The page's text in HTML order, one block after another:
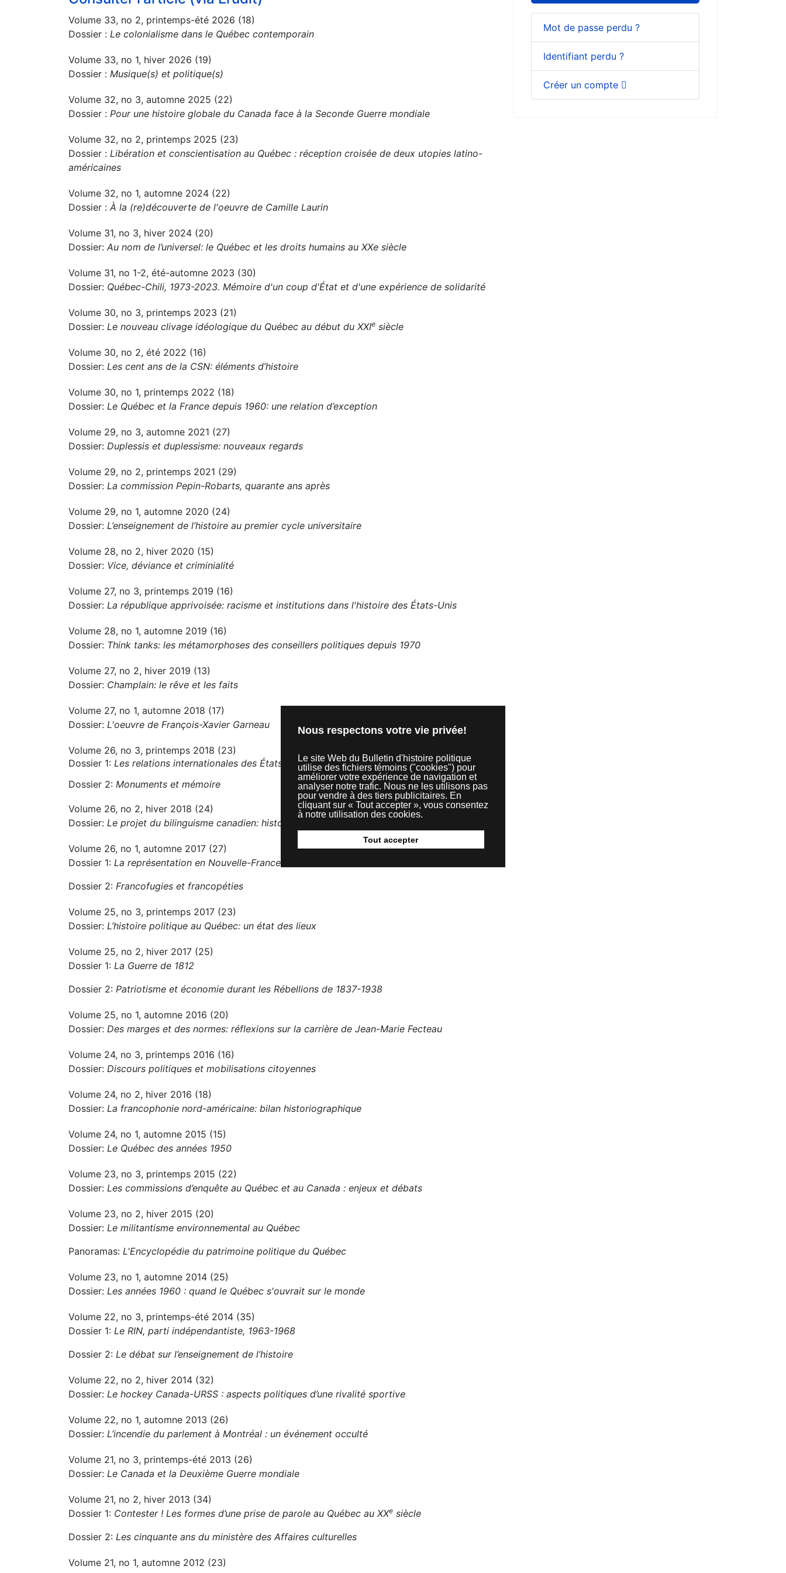
Nous respectons votre vie privée!
Le site Web du Bulletin d'histoire politique
utilise des fichiers témoins ("cookies") pour
améliorer votre expérience de navigation et
analyser notre trafic. Nous ne les utilisons pas
pour vendre à des tiers publicitaires. En
cliquant sur « Tout accepter », vous consentez
à notre utilisation des cookies.
Tout accepter
Volume 33, no 2, printemps-été 2026 (18)
Dossier : Le colonialisme dans le Québec contemporain
Volume 33, no 1, hiver 2026 (19)
Dossier : Musique(s) et politique(s)
Volume 32, no 3, automne 2025 (22)
Dossier : Pour une histoire globale du Canada face à la Seconde Guerre mondiale
Volume 32, no 2, printemps 2025 (23)
Dossier : Libération et conscientisation au Québec : réception croisée de deux utopies latino-
américaines
Volume 32, no 1, automne 2024 (22)
Dossier : À la (re)découverte de l'oeuvre de Camille Laurin
Volume 31, no 3, hiver 2024 (20)
Dossier: Au nom de l’universel: le Québec et les droits humains au XXe siècle
Volume 31, no 1-2, été-automne 2023 (30)
Dossier: Québec-Chili, 1973-2023. Mémoire d'un coup d'État et d'une expérience de solidarité
Volume 30, no 3, printemps 2023 (21)
Dossier: Le nouveau clivage idéologique du Québec au début du XXIe siècle
Volume 30, no 2, été 2022 (16)
Dossier: Les cent ans de la CSN: éléments d’histoire
Volume 30, no 1, printemps 2022 (18)
Dossier: Le Québec et la France depuis 1960: une relation d’exception
Volume 29, no 3, automne 2021 (27)
Dossier: Duplessis et duplessisme: nouveaux regards
Volume 29, no 2, printemps 2021 (29)
Dossier: La commission Pepin-Robarts, quarante ans après
Volume 29, no 1, automne 2020 (24)
Dossier: L’enseignement de l’histoire au premier cycle universitaire
Volume 28, no 2, hiver 2020 (15)
Dossier: Vice, déviance et criminialité
Volume 27, no 3, printemps 2019 (16)
Dossier: La république apprivoisée: racisme et institutions dans l'histoire des États-Unis
Volume 28, no 1, automne 2019 (16)
Dossier: Think tanks: les métamorphoses des conseillers politiques depuis 1970
Volume 27, no 2, hiver 2019 (13)
Dossier: Champlain: le rêve et les faits
Volume 27, no 1, automne 2018 (17)
Dossier: L'oeuvre de François-Xavier Garneau
Volume 26, no 3, printemps 2018 (23)
Dossier 1: Les relations internationales des États-Unis
Dossier 2: Monuments et mémoire
Volume 26, no 2, hiver 2018 (24)
Dossier: Le projet du bilinguisme canadien: histoire, utopie et réalisation
Volume 26, no 1, automne 2017 (27)
Dossier 1: La représentation en Nouvelle-France
Dossier 2: Francofugies et francopéties
Volume 25, no 3, printemps 2017 (23)
Dossier: L’histoire politique au Québec: un état des lieux
Volume 25, no 2, hiver 2017 (25)
Dossier 1: La Guerre de 1812
Dossier 2: Patriotisme et économie durant les Rébellions de 1837-1938
Volume 25, no 1, automne 2016 (20)
Dossier: Des marges et des normes: réflexions sur la carrière de Jean-Marie Fecteau
Volume 24, no 3, printemps 2016 (16)
Dossier: Discours politiques et mobilisations citoyennes
Volume 24, no 2, hiver 2016 (18)
Dossier: La francophonie nord-américaine: bilan historiographique
Volume 24, no 1, automne 2015 (15)
Dossier: Le Québec des années 1950
Volume 23, no 3, printemps 2015 (22)
Dossier: Les commissions d’enquête au Québec et au Canada : enjeux et débats
Volume 23, no 2, hiver 2015 (20)
Dossier: Le militantisme environnemental au Québec
Panoramas: L'Encyclopédie du patrimoine politique du Québec
Volume 23, no 1, automne 2014 (25)
Dossier: Les années 1960 : quand le Québec s'ouvrait sur le monde
Volume 22, no 3, printemps-été 2014 (35)
Dossier 1: Le RIN, parti indépendantiste, 1963-1968
Dossier 2: Le débat sur l’enseignement de l’histoire
Volume 22, no 2, hiver 2014 (32)
Dossier: Le hockey Canada-URSS : aspects politiques d’une rivalité sportive
Volume 22, no 1, automne 2013 (26)
Dossier: L’incendie du parlement à Montréal : un événement occulté
Volume 21, no 3, printemps-été 2013 (26)
Dossier: Le Canada et la Deuxième Guerre mondiale
Volume 21, no 2, hiver 2013 (34)
Dossier 1: Contester ! Les formes d’une prise de parole au Québec au XXe siècle
Dossier 2: Les cinquante ans du ministère des Affaires culturelles
Volume 21, no 1, automne 2012 (23)
Mot de passe perdu ?
Identifiant perdu ?
Créer un compte